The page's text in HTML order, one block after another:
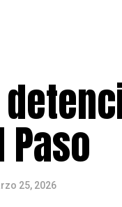
Paso
25, 2026